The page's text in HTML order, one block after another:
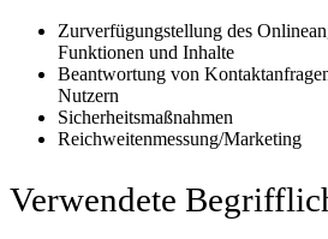
Zurverfügungstellung des
Funktionen und Inhalte
Beantwortung von
Nutzern
Sicherheitsmaßnahmen
Reichweitenmessung/Marketing
Verwendete